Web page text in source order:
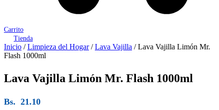
Carrito
Tienda
Inicio /Limpieza del Hogar/Lava Vajilla / Lava Vajilla Limón Mr.
Flash 1000ml
Lava Vajilla Limón Mr. Flash 1000ml
Bs. 21.10